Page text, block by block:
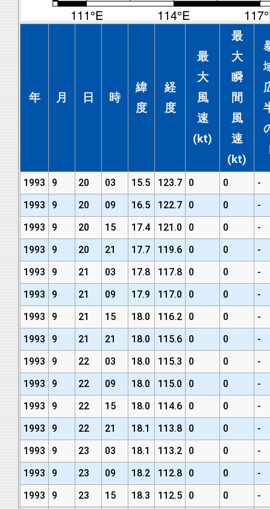
年 月 日 時
緯
度
経
度
最
大
風
速
(kt)
最
大
瞬
間
風
速
(kt)
1993 9 20 03 15.5 123.7 0 0
-
1993
9 20 09 16.5 122.7 0 0
-
1993
9 20 15 17.4 121.0 0 0
-
1993
9 20 21 17.7 119.6 0 0
-
1993
9 21 03 17.8 117.8 0 0
-
1993
9 21 09 17.9 117.0 0 0
-
1993
9 21 15 18.0 116.2 0 0
-
1993
9 21 21 18.0 115.6 0 0
-
1993
9 22 03 18.0 115.3 0 0
-
1993
9 22 09 18.0 115.0 0 0
-
1993
9 22 15 18.0 114.6 0 0
-
1993
9 22 21 18.1 113.8 0 0
-
1993
9 23 03 18.1 113.2 0 0
-
1993
9 23 09 18.2 112.8 0 0
-
1993
9 23 15 18.3 112.5 0 0
-